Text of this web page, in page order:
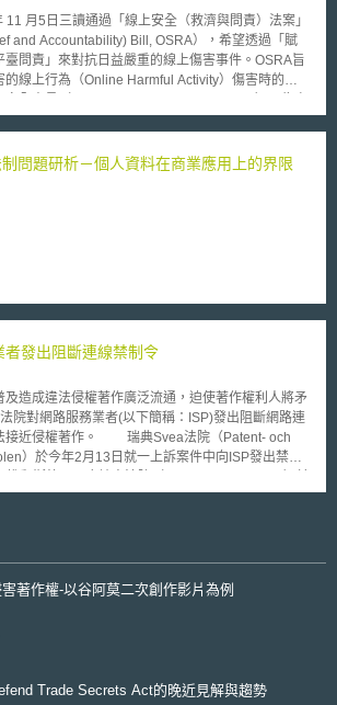
具拘束力之行為規範。此外，澳洲與東協簽訂共同
錄(Memorandum of Understanding (MoU) on
International Terrorism)，以打擊恐怖及暴力極端
包含有網路情報交流、提供能力建構方案以幫助偵查
幣於強化澳洲與東協發展智慧、永續之城市設計的
新支援並投資發展永續性都市化之研究。在綠色基
，它帶來了新興數位交易機會、就業機會、投資機會
而數位化的好處並不代表公平分享。而統一數位貿易
企業進入區域市場之阻礙以及創造新的就業機會及
東協落實其在資料經濟政策上主要優先之處理事項。
月5日三讀通過「線上安全（救濟與問責）法案」
and Accountability) Bill, OSRA），希望透過「賦
問責」來對抗日益嚴重的線上傷害事件。OSRA旨
的線上行為（Online Harmful Activity）傷害時的救
確定義了多種有害的線上行
他人隱私的「人肉搜索」（doxxing），而為了讓
訴訟要求損害賠償，若平臺無故怠慢，法院得判決加
泛的長臂管轄機制，為保障新加坡國民的權益，不
內，表現對抗全球線上傷害的強烈企圖。
問題研析－個人資料在商業應用上的界限
者發出阻斷連線禁制令
造成違法侵權著作廣泛流通，迫使著作權利人將矛
院對網路服務業者(以下簡稱：ISP)發出阻斷網路連
典Svea法院（Patent- och
）於今年2月13日就一上訴案件中向ISP發出禁制
成為瑞典法院第一次針對ISP業者發出阻斷網路連線
與瑞典電影中心聯合提起，請求法院命一瑞典
）阻斷二個涉及著作權侵害之網站連結（The
權網站之行為，已構成侵害行為的參與
，認為所謂參與必須是瑞典刑法客觀上對侵權行為
）下之解釋。而依據歐盟法院現行實務認定，在
著作權-以谷阿莫二次創作影片為例
Trade Secrets Act的晚近見解與趨勢